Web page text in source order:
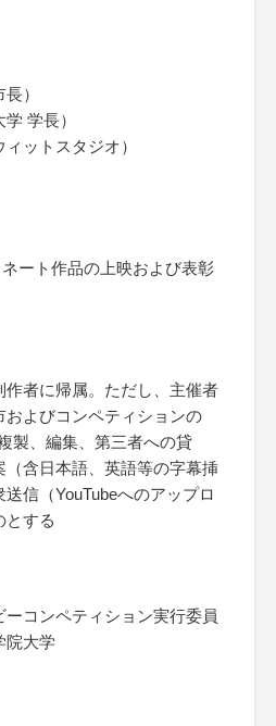
）
学長）
ットスタジオ）
ート作品の上映および表彰
作者に帰属。ただし、主催者
およびコンペティションの
製、編集、第三者への貸
含日本語、英語等の字幕挿
信（YouTubeへのアップロ
とする
コンペティション実行委員
院大学